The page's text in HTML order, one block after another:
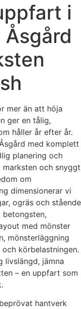
i
mer än att höja
ger en tålig,
håller år efter år.
med komplett
planering och
och snyggt
om
dimensionerar vi
ogräs och stående
betongsten,
med mönster
mönsterläggning
körbelastningen.
livslängd, jämna
– en uppfart som
hantverk